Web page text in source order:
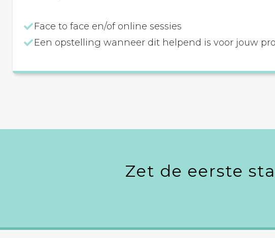
Face to face en/of online sessies
Een opstelling wanneer dit helpend is voor jouw
Zet de eerste